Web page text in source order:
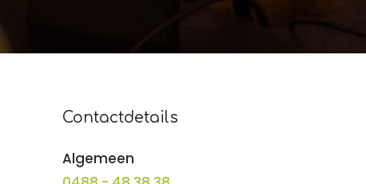
Contactdetails
Algemeen